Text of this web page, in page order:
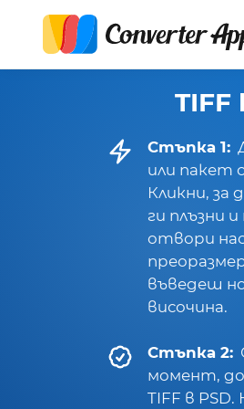
TIFF
Стъпка 1:
или пакет
Кликни, за
ги плъзни
отвори
въведеш
височина.
Стъпка 2:
момент,
TIFF в